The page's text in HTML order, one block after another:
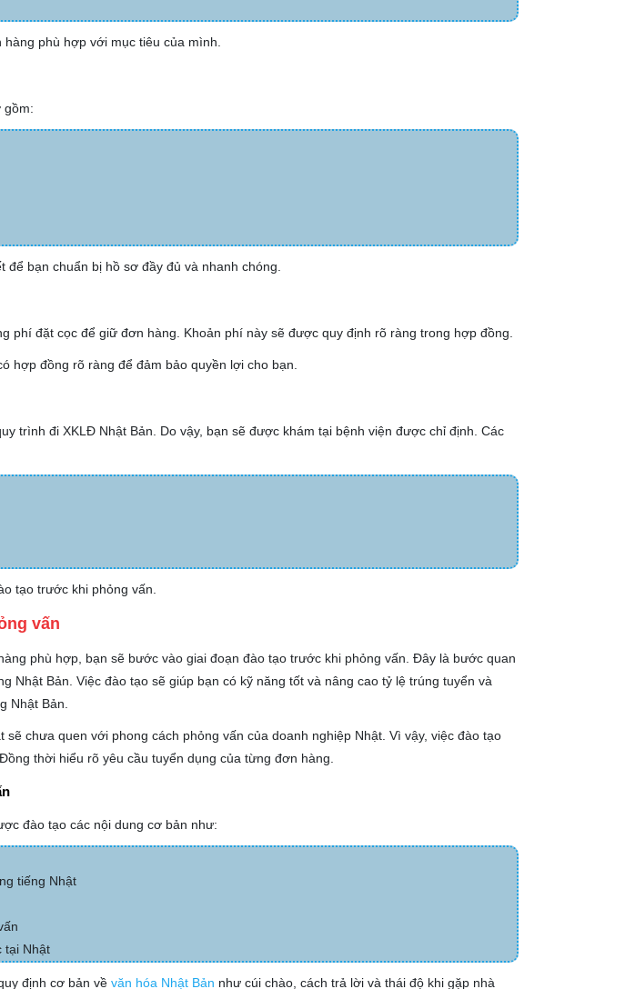
phù hợp với mục tiêu của mình.
gồm:
bạn chuẩn bị hồ sơ đầy đủ và nhanh chóng.
phí đặt cọc để giữ đơn hàng. Khoản phí này sẽ được quy định rõ ràng trong hợp đồng.
hợp đồng rõ ràng để đảm bảo quyền lợi cho bạn.
trình đi XKLĐ Nhật Bản. Do vậy, bạn sẽ được khám tại bệnh viện được chỉ định. Các
tạo trước khi phỏng vấn.
vấn
phù hợp, bạn sẽ bước vào giai đoạn đào tạo trước khi phỏng vấn. Đây là bước quan
Nhật Bản. Việc đào tạo sẽ giúp bạn có kỹ năng tốt và nâng cao tỷ lệ trúng tuyển và
Nhật Bản.
chưa quen với phong cách phỏng vấn của doanh nghiệp Nhật. Vì vậy, việc đào tạo
thời hiểu rõ yêu cầu tuyển dụng của từng đơn hàng.
đào tạo các nội dung cơ bản như:
tiếng Nhật
tại Nhật
định cơ bản vềvăn hóa Nhật Bản như cúi chào, cách trả lời và thái độ khi gặp nhà